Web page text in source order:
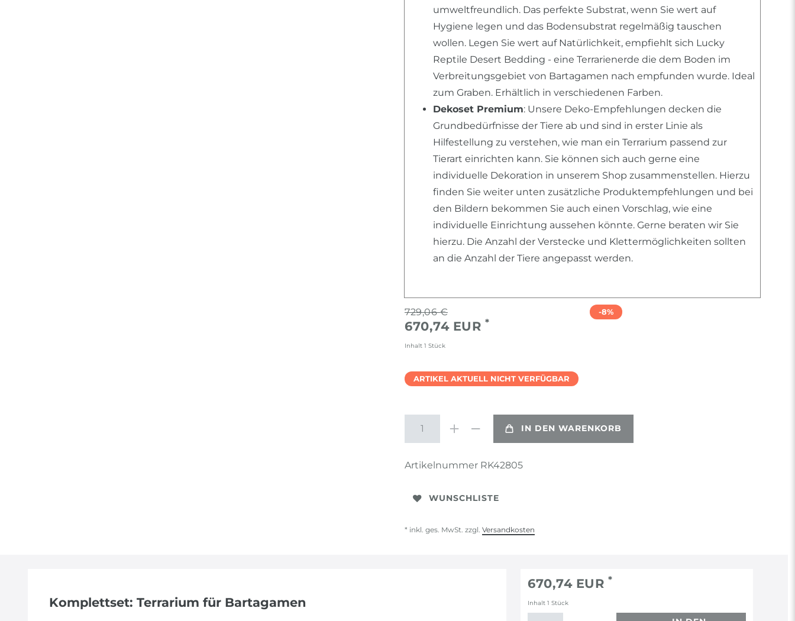
umweltfreundlich. Das perfekte Substrat, wenn Sie wert auf
Hygiene legen und das Bodensubstrat regelmäßig tauschen
wollen. Legen Sie wert auf Natürlichkeit, empfiehlt sich Lucky
Reptile Desert Bedding - eine Terrarienerde die dem Boden im
Verbreitungsgebiet von Bartagamen nach empfunden wurde. Ideal
zum Graben. Erhältlich in verschiedenen Farben.
Dekoset Premium: Unsere Deko-Empfehlungen decken die
Grundbedürfnisse der Tiere ab und sind in erster Linie als
Hilfestellung zu verstehen, wie man ein Terrarium passend zur
Tierart einrichten kann. Sie können sich auch gerne eine
individuelle Dekoration in unserem Shop zusammenstellen. Hierzu
finden Sie weiter unten zusätzliche Produktempfehlungen und bei
den Bildern bekommen Sie auch einen Vorschlag, wie eine
individuelle Einrichtung aussehen könnte. Gerne beraten wir Sie
hierzu. Die Anzahl der Verstecke und Klettermöglichkeiten sollten
an die Anzahl der Tiere angepasst werden.
729,06 €
670,74 EUR *
Inhalt 1 Stück
-8%
ARTIKEL AKTUELL NICHT VERFÜGBAR
IN DEN WARENKORB
Artikelnummer RK42805
WUNSCHLISTE
* inkl. ges. MwSt. zzgl. Versandkosten
Komplettset: Terrarium für Bartagamen
670,74 EUR *
Inhalt1Stück